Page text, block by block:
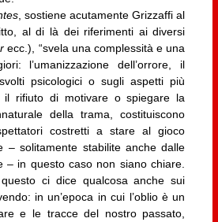
, sostiene acutamente Grizzaffi al
al di là dei riferimenti ai diversi
ecc.), “svela una complessità e una
l’umanizzazione dell’orrore, il
psicologici o sugli aspetti più
rifiuto di motivare o spiegare la
della trama, costituiscono
costretti a stare al gioco
– solitamente stabilite anche dalle
– in questo caso non siano chiare.
ci dice qualcosa anche sui
in un’epoca in cui l’oblio è un
e le tracce del nostro passato,